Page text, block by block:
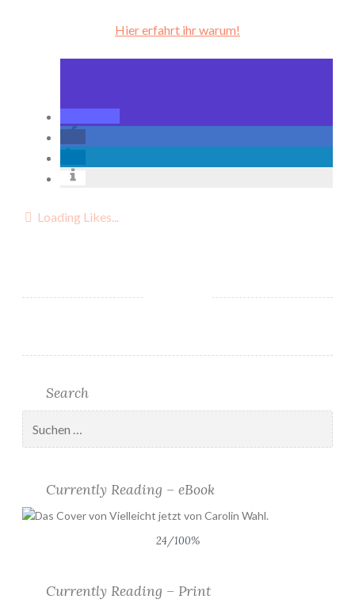
Hier erfahrt ihr warum!
Loading Likes...
Search
nach:
Currently Reading – eBook
24/100%
Currently Reading – Print